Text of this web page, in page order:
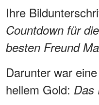
Ihre
Countdown für
besten Freund
Darunter war
hellem Gold: Das